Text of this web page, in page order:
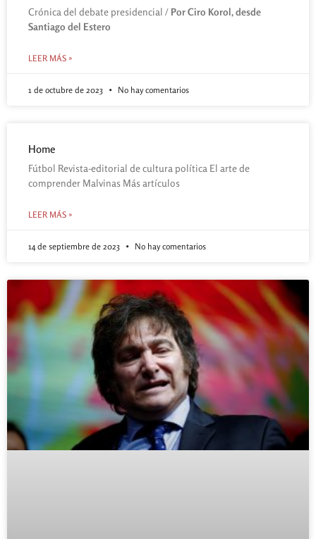
Crónica del debate presidencial / Por Ciro Korol, desde
Santiago del Estero
LEER MÁS »
1 de octubre de 2023 No hay comentarios
Home
Fútbol Revista-editorial de cultura política El arte de
comprender Malvinas Más artículos
LEER MÁS »
14 de septiembre de 2023 No hay comentarios